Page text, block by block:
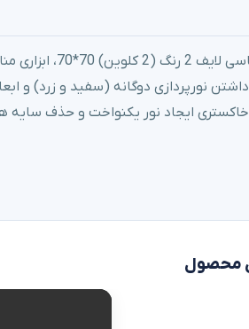
خیمه عکاسی
خاکستری ایجاد نور یکنواخت و حذف سایه‌
محصول